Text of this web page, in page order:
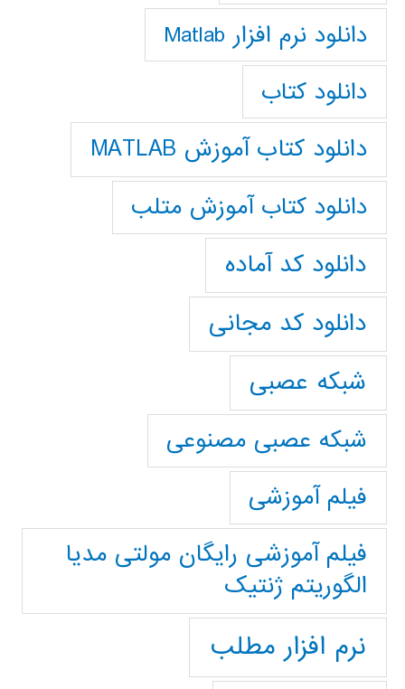
دانلود نرم افزار Matlab
دانلود کتاب
دانلود کتاب آموزش MATLAB
دانلود کتاب آموزش متلب
دانلود کد آماده
دانلود کد مجانی
شبکه عصبی
شبکه عصبی مصنوعی
فیلم آموزشی
فیلم آموزشی رایگان مولتی مدیا
الگوریتم ژنتیک
نرم افزار مطلب